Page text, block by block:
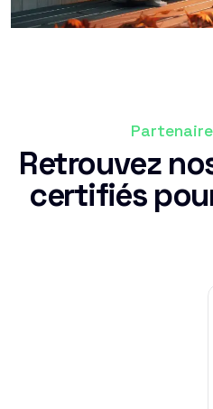
Retrouvez
certifiés